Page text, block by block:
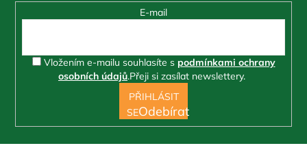
E-mail
Vložením e-mailu souhlasíte s podmínkami ochrany
osobních údajů.Přeji si zasílat newslettery.
PŘIHLÁSIT
SE